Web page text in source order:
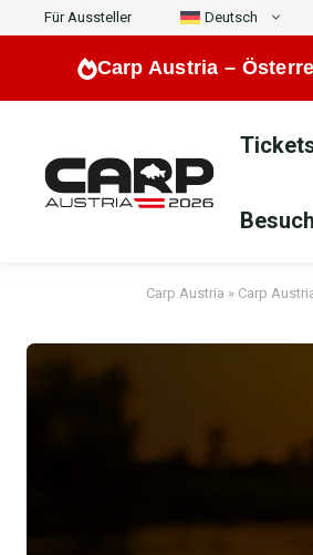
Für Aussteller Deutsch
Carp Austria –
Carp Austria » Carp